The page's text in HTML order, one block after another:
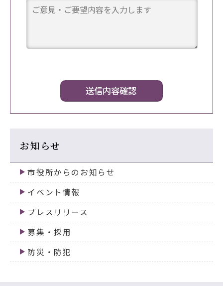
お知らせ
市役所からのお知らせ
イベント情報
プレスリリース
募集・採用
防災・防犯